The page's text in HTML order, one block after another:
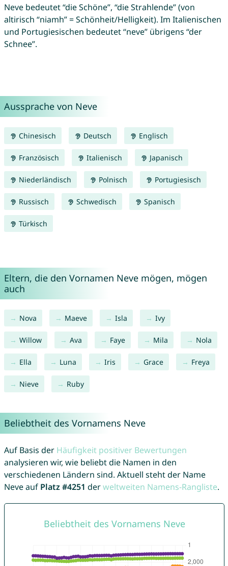
Neve bedeutet “die Schöne”, “die Strahlende” (von
altirisch “niamh” = Schönheit/Helligkeit). Im Italienischen
und Portugiesischen bedeutet “neve” übrigens “der
Schnee”.
Aussprache von Neve
Chinesisch Deutsch Englisch
Französisch Italienisch Japanisch
Niederländisch Polnisch Portugiesisch
Russisch Schwedisch Spanisch
Türkisch
Eltern, die den Vornamen Neve mögen, mögen
auch
Nova Maeve Isla Ivy
Willow Ava Faye Mila Nola
Ella Luna Iris Grace Freya
Nieve Ruby
Beliebtheit des Vornamens Neve
Auf Basis der Häufigkeit positiver Bewertungen
analysieren wir, wie beliebt die Namen in den
verschiedenen Ländern sind. Aktuell steht der Name
Neve auf Platz #4251 derweltweiten Namens-Rangliste.